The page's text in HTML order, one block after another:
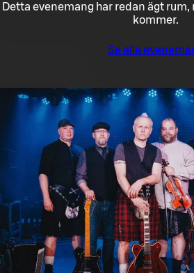
Detta evenemang har redan ägt
kommer.
Se alla